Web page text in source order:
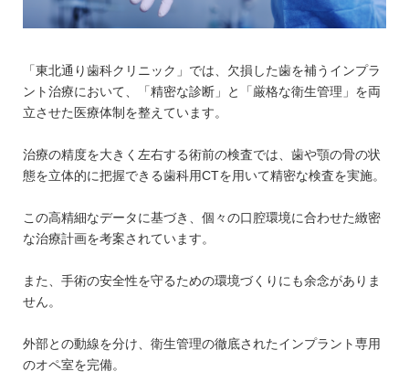
「東北通り歯科クリニック」では、欠損した歯を補うインプラ
ント治療において、「精密な診断」と「厳格な衛生管理」を両
立させた医療体制を整えています。
治療の精度を大きく左右する術前の検査では、歯や顎の骨の状
態を立体的に把握できる歯科用CTを用いて精密な検査を実施。
この高精細なデータに基づき、個々の口腔環境に合わせた緻密
な治療計画を考案されています。
また、手術の安全性を守るための環境づくりにも余念がありま
せん。
外部との動線を分け、衛生管理の徹底されたインプラント専用
のオペ室を完備。